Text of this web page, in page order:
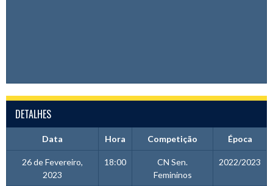
DETALHES
Data Hora Competição Época
26 de Fevereiro,
2023
18:00
CN Sen.
Femininos
2022/2023